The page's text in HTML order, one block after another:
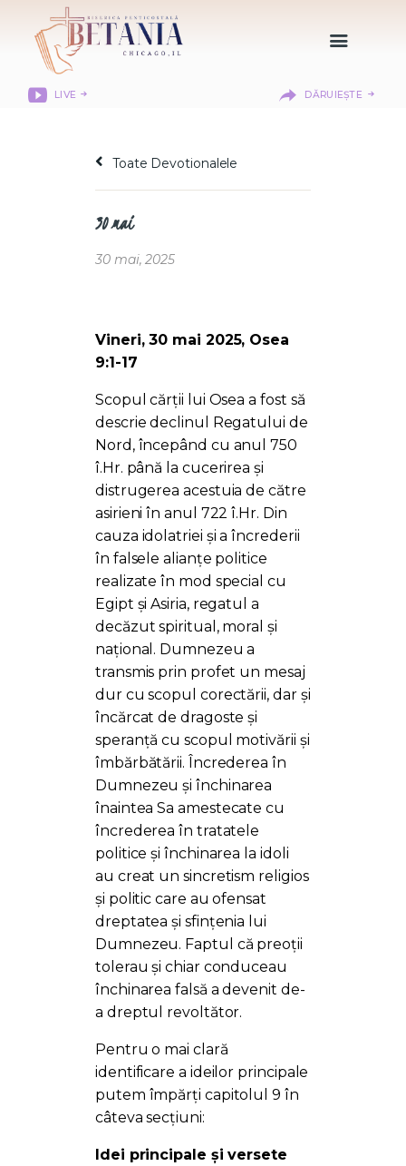
LIVE DĂRUIEȘTE
DESPRE NOI
CITIREA BIBLIEI
MISIUNEA BETANIA
LOGIN MEMBER
PORTAL
Toate Devotionalele
30 mai
30 mai, 2025
Vineri, 30 mai 2025, Osea
9:1-17
Scopul cărții lui Osea a fost să
descrie declinul Regatului de
Nord, începând cu anul 750
î.Hr. până la cucerirea și
distrugerea acestuia de către
asirieni în anul 722 î.Hr. Din
cauza idolatriei și a încrederii
în falsele alianțe politice
realizate în mod special cu
Egipt și Asiria, regatul a
decăzut spiritual, moral și
național. Dumnezeu a
transmis prin profet un mesaj
dur cu scopul corectării, dar și
încărcat de dragoste și
speranță cu scopul motivării și
îmbărbătării. Încrederea în
Dumnezeu și închinarea
înaintea Sa amestecate cu
încrederea în tratatele
politice și închinarea la idoli
au creat un sincretism religios
și politic care au ofensat
dreptatea și sfințenia lui
Dumnezeu. Faptul că preoții
tolerau și chiar conduceau
închinarea falsă a devenit de-
a dreptul revoltător.
Pentru o mai clară
identificare a ideilor principale
putem împărți capitolul 9 în
câteva secțiuni:
Idei principale și versete